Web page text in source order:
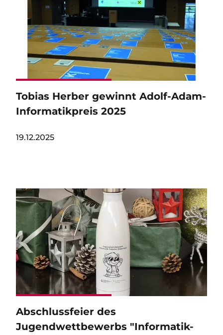
Tobias Herber gewinnt Adolf-Adam-
Informatikpreis 2025
19.12.2025
Image
Abschlussfeier des
Jugendwettbewerbs "Informatik-